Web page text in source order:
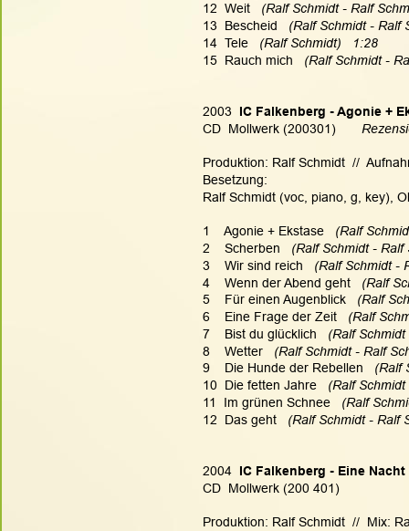
12  Weit (Ralf Schmidt - Ralf
13  Bescheid
(Ralf Schmidt - Ralf
14  Tele (Ralf Schmidt)   1:28
15  Rauch mich (Ralf Schmidt -
2003
IC Falkenberg - Agonie +
CD  Mollwerk (200301)
Produktion: Ralf Schmidt  //
Besetzung:
Ralf Schmidt (voc, piano, g, key),
1    Agonie + Ekstase (Ralf
2    Scherben (Ralf Schmidt - Ralf
3    Wir sind reich (Ralf Schmidt -
4    Wenn der Abend geht (Ralf
5    Für einen Augenblick
(Ralf
6    Eine Frage der Zeit (Ralf
7    Bist du glücklich (Ralf
8    Wetter
(Ralf Schmidt - Ralf
9    Die Hunde der Rebellen
(Ralf
10  Die fetten Jahre (Ralf
11  Im grünen Schnee
(Ralf
12  Das geht (Ralf Schmidt - Ralf
2004
IC Falkenberg - Eine Nacht
CD  Mollwerk (200 401)
Produktion: Ralf Schmidt  //  Mix: